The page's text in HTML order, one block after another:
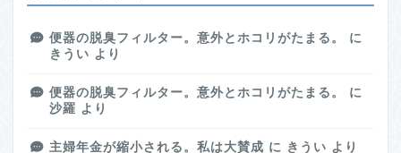
便器の脱臭フィルター。意外とホコリがたまる。
に
きうい より
便器の脱臭フィルター。意外とホコリがたまる。
に
沙羅 より
主婦年金が縮小される。私は大賛成 に きうい より